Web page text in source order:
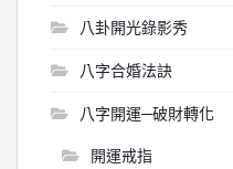
八卦開光錄影秀
八字合婚法訣
八字開運─破財轉化
開運戒指